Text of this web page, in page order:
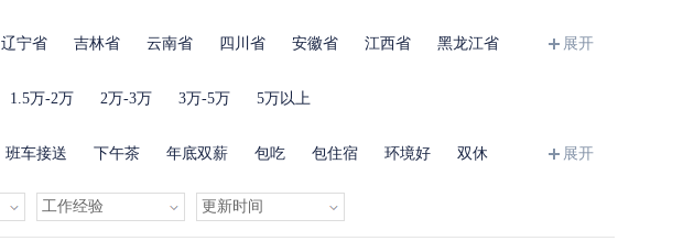
辽宁省 吉林省 云南省 四川省 安徽省 江西省
黑龙江省
展开
1.5万-2万 2万-3万 3万-5万 5万以上
班车接送 下午茶 年底双薪 包吃 包住宿 环境好
双休
展开